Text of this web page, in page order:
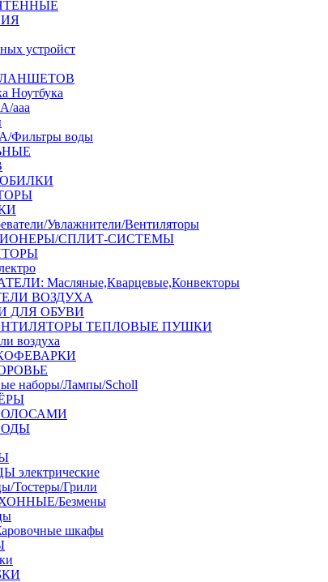
устройст
Ноутбука
ааа
воды
Увлажнители/Вентиляторы
СПЛИТ-СИСТЕМЫ
Масляные,Кварцевые,Конвекторы
ВОЗДУХА
ДЛЯ ОБУВИ
ТЕПЛОВЫЕ ПУШКИ
воздуха
наборы/Лампы/Scholl
Тостеры/Грили
Безмены
шкафы